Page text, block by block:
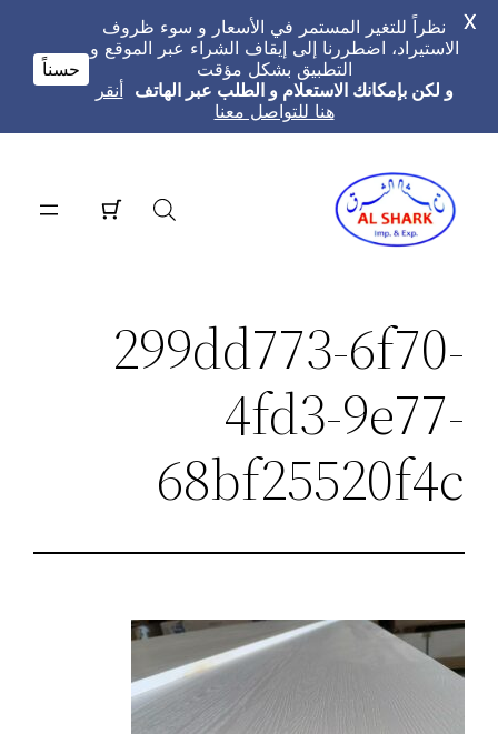
المحتوى
299dd773-6f70-
4fd3-9e77-
68bf25520f4c
نظراً للتغير المستمر في الأسعار و سوء ظروف
الاستيراد، اضطررنا إلى إيقاف الشراء عبر الموقع و
التطبيق بشكل مؤقت
و لكن بإمكانك الاستعلام و الطلب عبر الهاتف أنقر
هنا للتواصل معنا
حسناً
X